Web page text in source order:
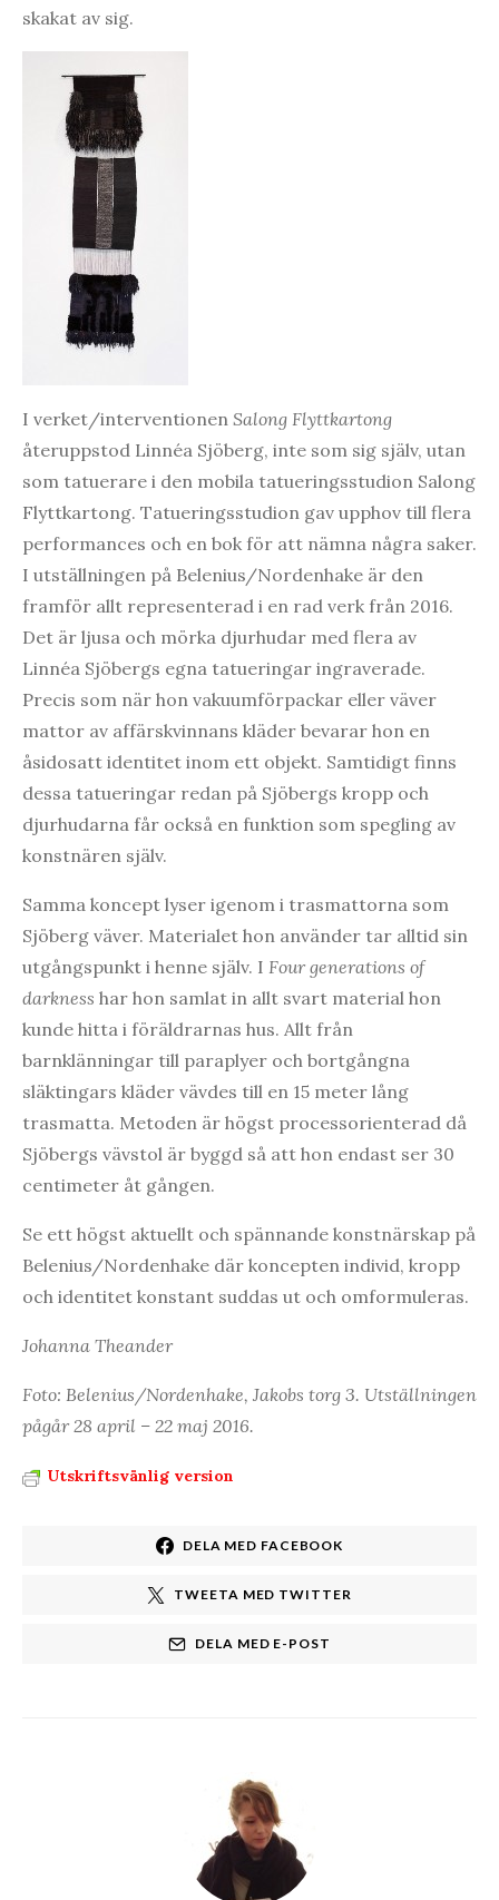
skakat av sig.
I verket/interventionen Salong Flyttkartong
återuppstod Linnéa Sjöberg, inte som sig själv, utan
som tatuerare i den mobila tatueringsstudion Salong
Flyttkartong. Tatueringsstudion gav upphov till flera
performances och en bok för att nämna några saker.
I utställningen på Belenius/Nordenhake är den
framför allt representerad i en rad verk från 2016.
Det är ljusa och mörka djurhudar med flera av
Linnéa Sjöbergs egna tatueringar ingraverade.
Precis som när hon vakuumförpackar eller väver
mattor av affärskvinnans kläder bevarar hon en
åsidosatt identitet inom ett objekt. Samtidigt finns
dessa tatueringar redan på Sjöbergs kropp och
djurhudarna får också en funktion som spegling av
konstnären själv.
Samma koncept lyser igenom i trasmattorna som
Sjöberg väver. Materialet hon använder tar alltid sin
utgångspunkt i henne själv. I Four generations of
darkness har hon samlat in allt svart material hon
kunde hitta i föräldrarnas hus. Allt från
barnklänningar till paraplyer och bortgångna
släktingars kläder vävdes till en 15 meter lång
trasmatta. Metoden är högst processorienterad då
Sjöbergs vävstol är byggd så att hon endast ser 30
centimeter åt gången.
Se ett högst aktuellt och spännande konstnärskap på
Belenius/Nordenhake där koncepten individ, kropp
och identitet konstant suddas ut och omformuleras.
Johanna Theander
Foto: Belenius/Nordenhake, Jakobs torg 3. Utställningen
pågår 28 april – 22 maj 2016.
Utskriftsvänlig version
DELA MED FACEBOOK
TWEETA MED TWITTER
DELA MED E-POST